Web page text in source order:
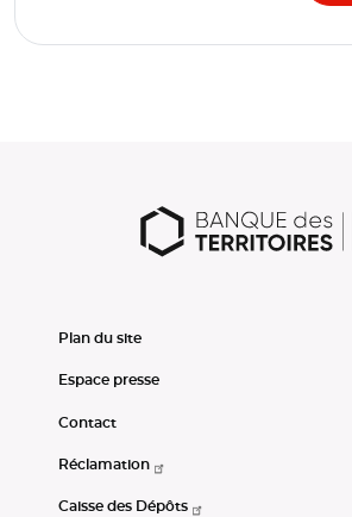
Plan du site
Espace presse
Contact
Réclamation
Caisse des Dépôts